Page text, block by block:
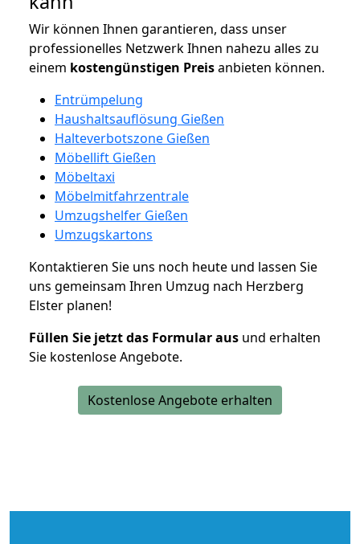
Wir können Ihnen garantieren, dass unser
professionelles Netzwerk Ihnen nahezu alles zu
einem kostengünstigen Preisanbieten können.
Entrümpelung
Haushaltsauflösung Gießen
Halteverbotszone Gießen
Möbellift Gießen
Möbeltaxi
Möbelmitfahrzentrale
Umzugshelfer Gießen
Umzugskartons
Kontaktieren Sie uns noch heute und lassen Sie
uns gemeinsam Ihren Umzug nach Herzberg
Elster planen!
Füllen Sie jetzt das Formular aus und erhalten
Sie kostenlose Angebote.
Kostenlose Angebote erhalten